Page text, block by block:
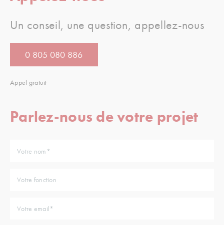
Un conseil, une question, appellez-nous
0 805 080 886
Appel gratuit
Parlez-nous de votre projet